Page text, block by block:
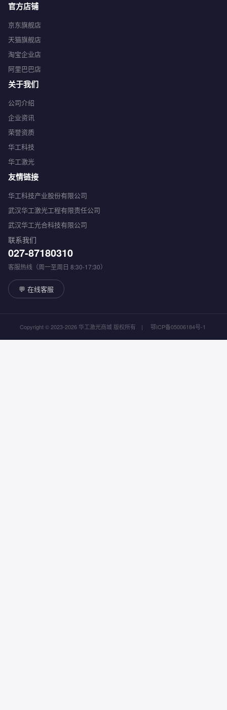
官方店铺
京东旗舰店
天猫旗舰店
淘宝企业店
阿里巴巴店
关于我们
公司介绍
企业资讯
荣誉资质
华工科技
华工激光
友情链接
华工科技产业股份有限公司
武汉华工激光工程有限责任公司
武汉华工光合科技有限公司
联系我们
027-87180310
客服热线（周一至周日 8:30-17:30）
💬 在线客服
Copyright © 2023-2026 华工激光商城 版权所有 | 鄂ICP备05006184号-1